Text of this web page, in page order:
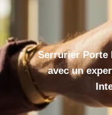
Serrurier Porte
avec un